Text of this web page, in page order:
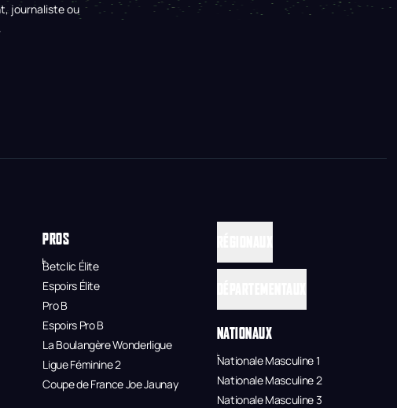
journaliste ou
PROS
Betclic Élite
Espoirs Élite
Pro B
Espoirs Pro B
La Boulangère Wonderligue
Ligue Féminine 2
Coupe de France Joe Jaunay
NATIONAUX
Nationale Masculine 1
Nationale Masculine 2
Nationale Masculine 3